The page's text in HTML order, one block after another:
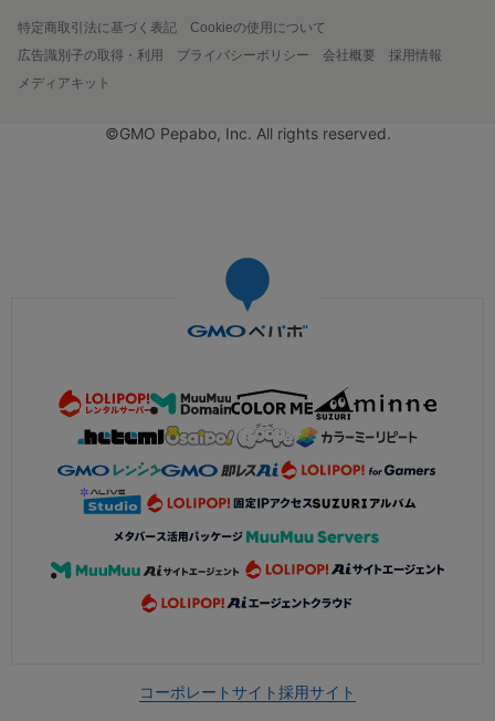
特定商取引法に基づく表記
Cookieの使用について
広告識別子の取得・利用
プライバシーポリシー 会社概要
採用情報
メディアキット
©GMO Pepabo, Inc. All rights reserved.
コーポレートサイト採用サイト